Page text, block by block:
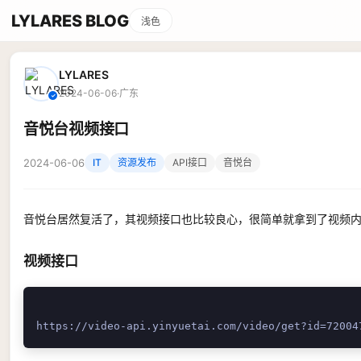
LYLARES BLOG 浅色
✓
LYLARES
2024-06-06·广东
音悦台视频接口
2024-06-06 IT 资源发布 API接口 音悦台
音悦台居然复活了，其视频接口也比较良心，很简单就拿到了视频
视频接口